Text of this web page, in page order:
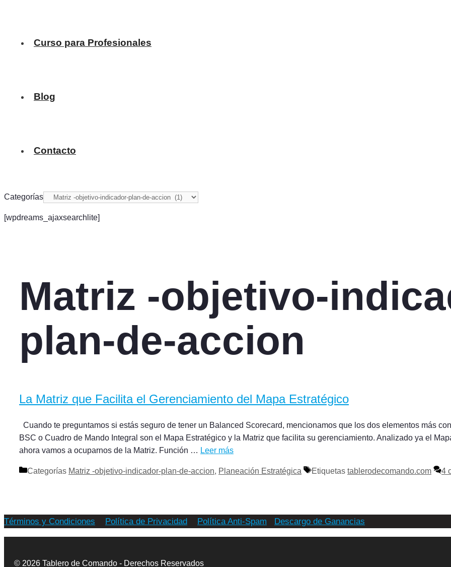
Curso para Profesionales
Blog
Contacto
Categorías
[wpdreams_ajaxsearchlite]
Matriz -objetivo-
plan-de-accion
La Matriz que Facilita el Gerenciamiento del Mapa Estratégico
Cuando te preguntamos si estás seguro de tener un Balanced Scorecard, mencionamos que los dos elementos más
BSC o Cuadro de Mando Integral son el Mapa Estratégico y la Matriz que facilita su gerenciamiento. Analizado ya el
ahora vamos a ocuparnos de la Matriz. Función … Leer más
Categorías Matriz -objetivo-indicador-plan-de-accion, Planeación Estratégica Etiquetas tablerodecomando.com 4
Términos y Condiciones Política de Privacidad Política Anti-Spam Descargo de Ganancias
© 2026 Tablero de Comando - Derechos Reservados